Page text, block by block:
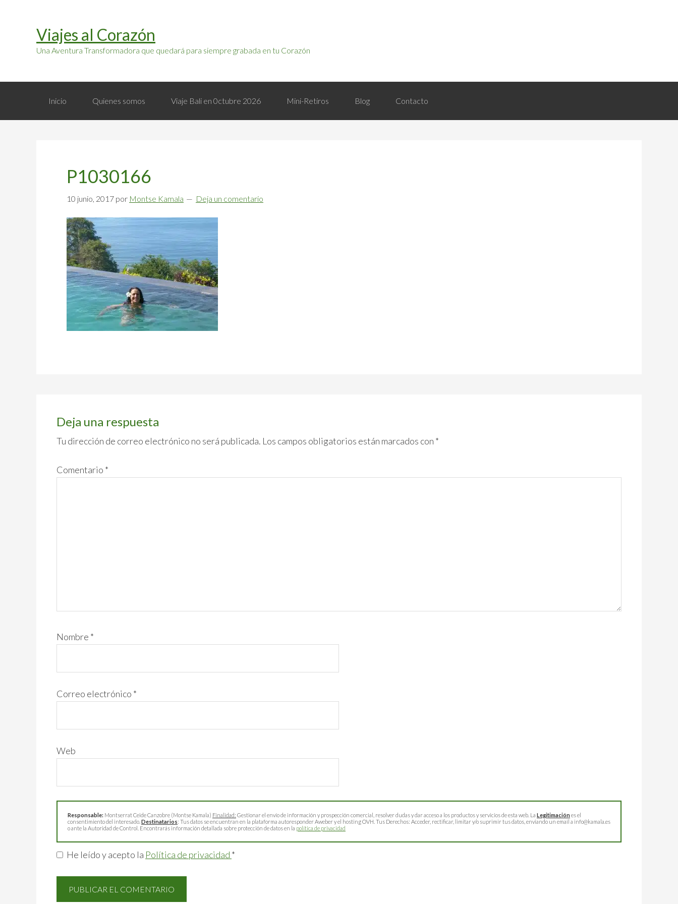
navegación
contenidoViajes al Corazón
Una Aventura Transformadora que quedará para siempre grabada en tu Corazón
Inicio Quienes somos Viaje Bali en 0ctubre 2026 Mini-Retiros Blog Contacto
P1030166
10 junio, 2017 por Montse Kamala Deja un comentario
conDeja una respuesta
Tu dirección de correo electrónico no será publicada. Los campos obligatorios están marcados con *
Comentario *
Nombre *
Correo electrónico *
Web
Responsable: Montserrat Ceide Canzobre (Montse Kamala) Finalidad: Gestionar el envío de información y prospección comercial, resolver dudas y dar acceso a los productos y servicios de esta web. La Legitimación es el
consentimiento del interesado. Destinatarios: Tus datos se encuentran en la plataforma autoresponder Aweber y el hosting OVH. Tus Derechos: Acceder, rectificar, limitar y/o suprimir tus datos, enviando un email a info@kamala.es
o ante la Autoridad de Control. Encontrarás información detallada sobre protección de datos en la política de privacidad
He leído y acepto la Política de privacidad *